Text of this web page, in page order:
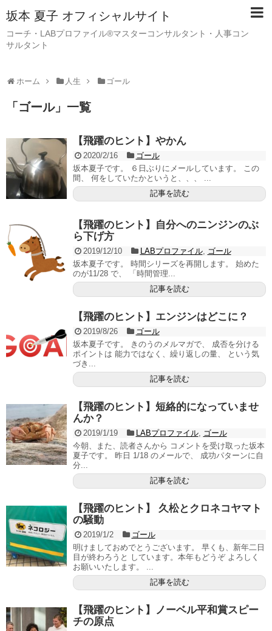
坂本 夏子 オフィシャルサイト
コーチ・LABプロファイル®マスターコンサルタント・人事コン
サルタント
ホーム 人生 ゴール
「 ゴール」 一覧
【飛躍のヒント】やかん
2020/2/16
ゴール
坂本夏子です。 ６日ぶりにメールしています。 この
間、 何をしていたかというと、、、 ...
記事を読む
【飛躍のヒント】自分へのニンジンのぶ
ら下げ方
2019/12/10 LABプロファイル, ゴール
坂本夏子です。 時間シリーズを再開します。 始めた
のが11/28 で、 「時間管理...
記事を読む
【飛躍のヒント】エンジンはどこに？
2019/8/26
ゴール
坂本夏子です。 きのうのメルマガで、 成否を分ける
ポイントは 能力ではなく、繰り返しの量、 という気
づき...
記事を読む
【飛躍のヒント】短絡的になっていませ
んか？
2019/1/19 LABプロファイル, ゴール
今朝、また、読者さんから コメントを受け取った坂本
夏子です。 昨日 1/18 のメールで、 成功パターンに自
分...
記事を読む
【飛躍のヒント】 久松とクロネコヤマト
の騒動
2019/1/2
ゴール
明けましておめでとうございます。 早くも、新年二日
目が終わろうと しています。本年もどうぞ よろしく
お願いいたします。 ...
記事を読む
【飛躍のヒント】ノーベル平和賞スピー
チの原点